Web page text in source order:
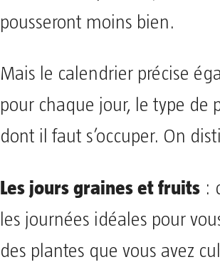
pousseront moins bien.
Mais le calendrier précise
pour chaque jour, le type de
dont il faut s’occuper. On
Les jours graines et fruits :
les journées idéales pour
des plantes que vous avez